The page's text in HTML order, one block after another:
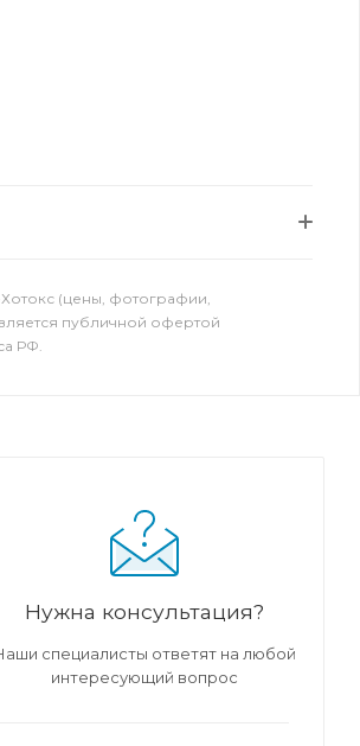
(цены, фотографии,
публичной офертой
РФ.
Нужна консультация?
специалисты ответят на любой
интересующий вопрос